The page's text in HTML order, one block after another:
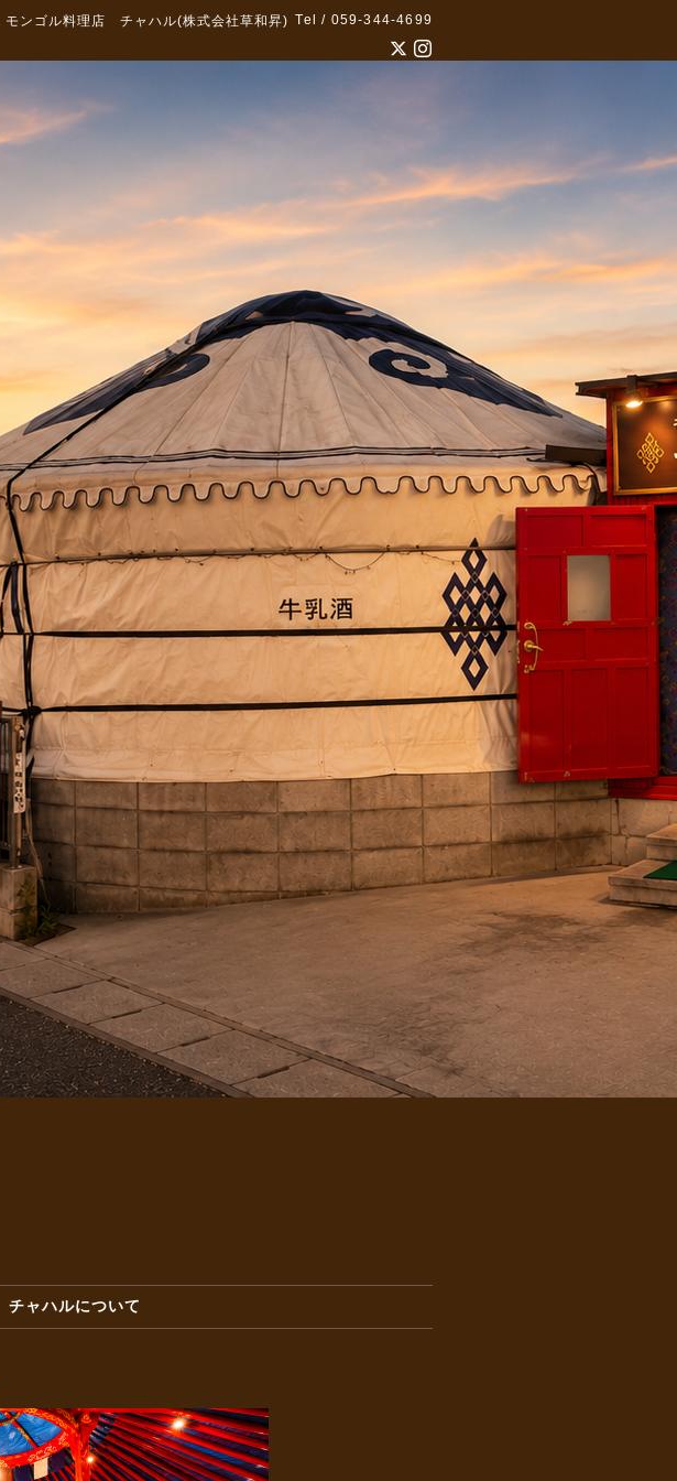
モンゴル料理店 チャハル(株式会社草和昇) Tel / 059-344-4699
チャハルについて